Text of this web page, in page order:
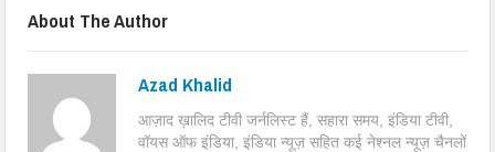
About The Author
Azad Khalid
आज़ाद ख़ालिद टीवी जर्नलिस्ट हैं, सहारा समय, इंडिया टीवी,
वॉयस ऑफ इंडिया, इंडिया न्यूज़ सहित कई नेश्नल न्यूज़ चैनलों